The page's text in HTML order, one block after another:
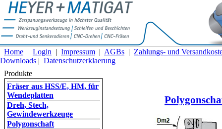
Home | Login | Impressum | AGBs | Zahlungs- und
Downloads | Datenschutzerklaerung
Produkte
Fräser aus HSS/E, HM, für
Wendeplatten
Dreh, Stech,
Gewindewerkzeuge
Polygonschaft